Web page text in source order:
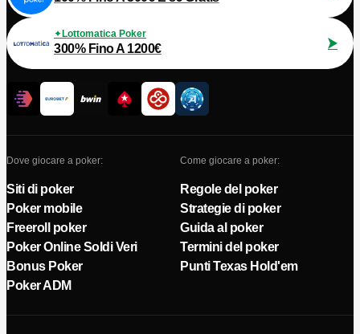
Lottomatica Poker
300% Fino A 1200€
Dove giocare a poker:
Siti di poker
Poker mobile
Freeroll poker
Poker Online Soldi Veri
Bonus Poker
Poker ADM
Come giocare a poker:
Regole del poker
Strategie di poker
Guida al poker
Termini del poker
Punti Texas Hold'em